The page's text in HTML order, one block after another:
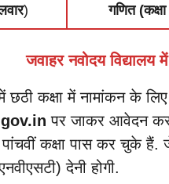
) गणित
जवाहर नवोदय
में छठी कक्षा में नामांकन के
पर जाकर आवेदन
कक्षा पास कर चुके हैं.
देनी होगी.